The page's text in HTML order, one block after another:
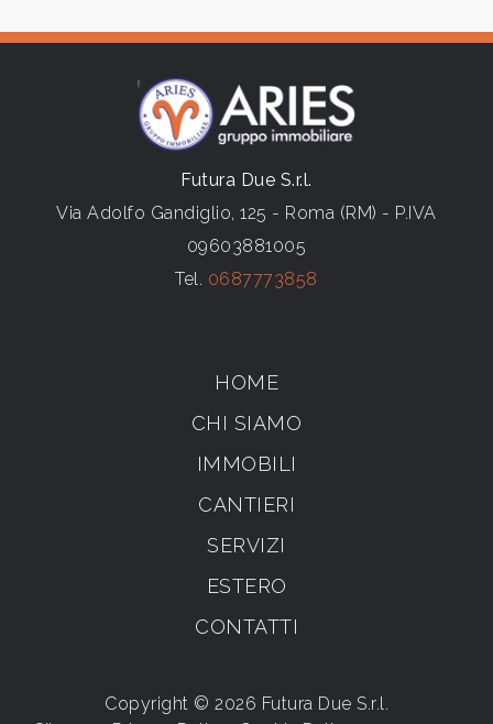
Futura Due S.r.l.
Via Adolfo Gandiglio, 125 - Roma (RM) - P.IVA
09603881005
Tel. 0687773858
HOME
CHI SIAMO
IMMOBILI
CANTIERI
SERVIZI
ESTERO
CONTATTI
Copyright © 2026 Futura Due S.r.l.